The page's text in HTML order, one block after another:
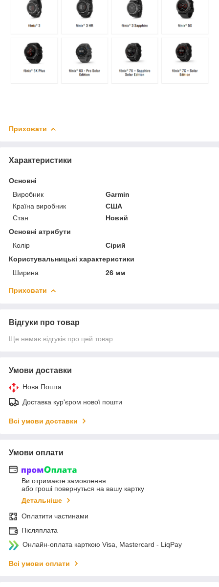
Приховати
Характеристики
Основні
Виробник
Garmin
Країна виробник
США
Стан
Новий
Основні атрибути
Колір
Сірий
Користувальницькі характеристики
Ширина
26 мм
Приховати
Відгуки про товар
Ще немає відгуків про цей товар
Умови доставки
Нова Пошта
Доставка кур'єром нової пошти
Всі умови доставки
Умови оплати
Ви отримаєте замовлення
або гроші повернуться на вашу картку
Детальніше
Оплатити частинами
Післяплата
Онлайн-оплата карткою Visa, Mastercard - LiqPay
Всі умови оплати